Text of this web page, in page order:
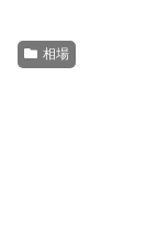
相場